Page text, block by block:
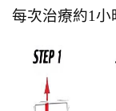
每次治療約1小